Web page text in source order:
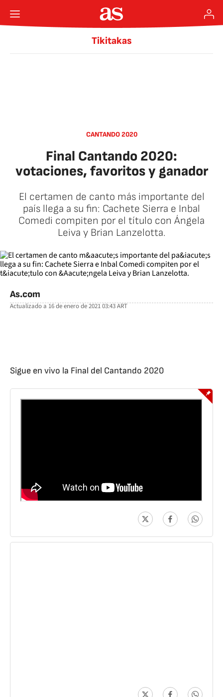
Tikitakas
CANTANDO 2020
Final Cantando 2020:
votaciones, favoritos y ganador
El certamen de canto más importante del
país llega a su fin: Cachete Sierra e Inbal
Comedi compiten por el título con Ángela
Leiva y Brian Lanzelotta.
As.com
Actualizado a16 de enero de 2021 03:43ART
Sigue en vivo la Final del Cantando 2020